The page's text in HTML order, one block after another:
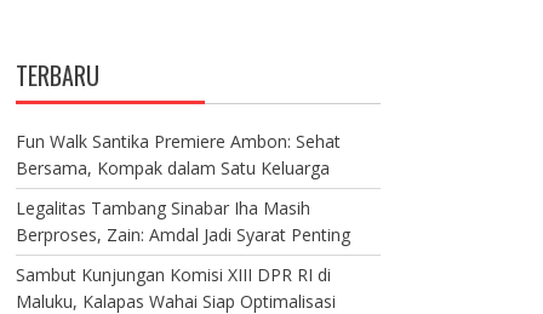
TERBARU
Fun Walk Santika Premiere Ambon: Sehat
Bersama, Kompak dalam Satu Keluarga
Legalitas Tambang Sinabar Iha Masih
Berproses, Zain: Amdal Jadi Syarat Penting
Sambut Kunjungan Komisi XIII DPR RI di
Maluku, Kalapas Wahai Siap Optimalisasi